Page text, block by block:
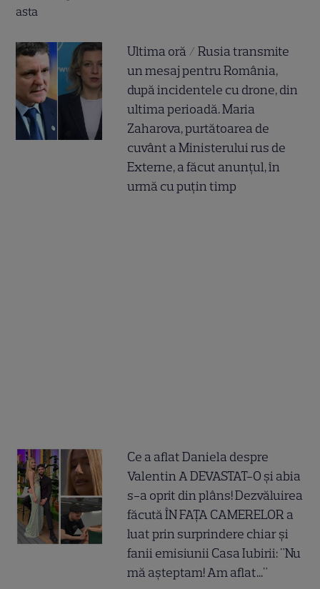
Ultima oră / Rusia transmite
un mesaj pentru România,
după incidentele cu drone, din
ultima perioadă. Maria
Zaharova, purtătoarea de
cuvânt a Ministerului rus de
Externe, a făcut anunțul, în
urmă cu puțin timp
Ce a aflat Daniela despre
Valentin A DEVASTAT-O și abia
s-a oprit din plâns! Dezvăluirea
făcută ÎN FAȚA CAMERELOR a
luat prin surprindere chiar și
fanii emisiunii Casa Iubirii: "Nu
mă așteptam! Am aflat..."